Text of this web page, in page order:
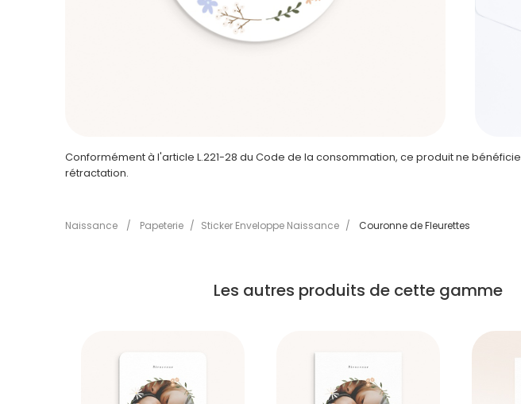
Naissance / Papeterie / Sticker Enveloppe Naissance / Couronne de Fleurettes
Conformément à l'article L.221-28 du Code de la consommation, ce produit ne
rétractation.
Les autres produits de cette gamme